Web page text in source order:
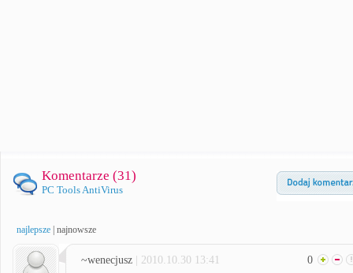
Komentarze (31)
PC Tools AntiVirus
najlepsze najnowsze
~wenecjusz | 2010.10.30 13:41 0